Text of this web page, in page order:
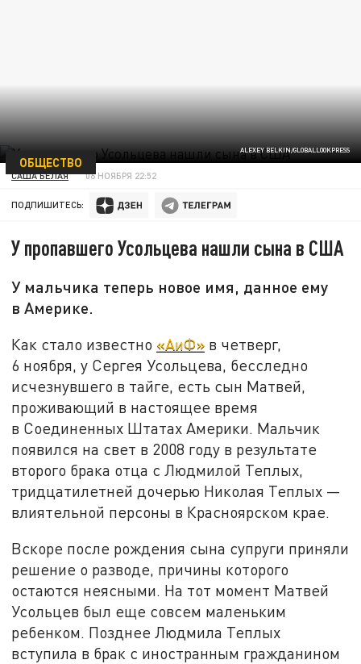
ALEXEY BELKIN/GLOBALLOOKPRESS
ОБЩЕСТВО
САША БЕЛАЯ 06 НОЯБРЯ 22:52
ПОДПИШИТЕСЬ:
У пропавшего Усольцева нашли сына в США
У мальчика теперь новое имя, данное ему
в Америке.
Как стало известно «АиФ» в четверг,
6 ноября, у Сергея Усольцева, бесследно
исчезнувшего в тайге, есть сын Матвей,
проживающий в настоящее время
в Соединенных Штатах Америки. Мальчик
появился на свет в 2008 году в результате
второго брака отца с Людмилой Теплых,
тридцатилетней дочерью Николая Теплых —
влиятельной персоны в Красноярском крае.
Вскоре после рождения сына супруги приняли
решение о разводе, причины которого
остаются неясными. На тот момент Матвей
Усольцев был еще совсем маленьким
ребенком. Позднее Людмила Теплых
вступила в брак с иностранным гражданином